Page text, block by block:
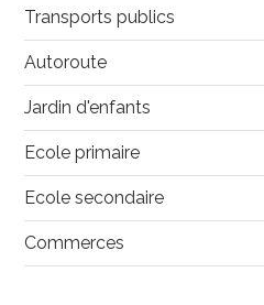
Transports publics
Autoroute
Jardin d'enfants
Ecole primaire
Ecole secondaire
Commerces